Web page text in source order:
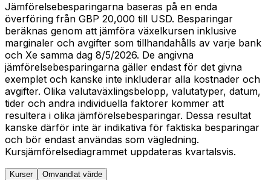
Jämförelsebesparingarna baseras på en enda
överföring från GBP 20,000 till USD. Besparingar
beräknas genom att jämföra växelkursen inklusive
marginaler och avgifter som tillhandahålls av varje bank
och Xe samma dag 8/5/2026. De angivna
jämförelsebesparingarna gäller endast för det givna
exemplet och kanske inte inkluderar alla kostnader och
avgifter. Olika valutaväxlingsbelopp, valutatyper, datum,
tider och andra individuella faktorer kommer att
resultera i olika jämförelsebesparingar. Dessa resultat
kanske därför inte är indikativa för faktiska besparingar
och bör endast användas som vägledning.
Kursjämförelsediagrammet uppdateras kvartalsvis.
Kurser Omvandlat värde